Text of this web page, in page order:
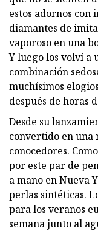
estos adornos con
diamantes de
vaporoso en una
Y luego los volví a
combinación
muchísimos
después de horas
Desde su
convertido en una
conocedores.
por este par de
a mano en Nueva
perlas sintéticas.
para los veranos
semana junto al